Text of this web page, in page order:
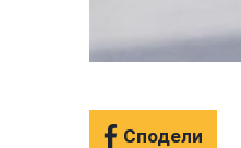
Сподели